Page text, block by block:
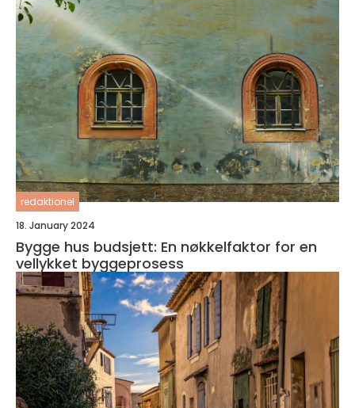
redaktionel
18. January 2024
Bygge hus budsjett: En nøkkelfaktor for en
vellykket byggeprosess